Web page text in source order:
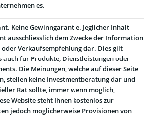
es.
Keine Gewinngarantie. Jeglicher Inhalt
ausschliesslich dem Zwecke der Information
oder Verkaufsempfehlung dar. Dies gilt
auch für Produkte, Dienstleistungen oder
Die Meinungen, welche auf dieser Seite
stellen keine Investmentberatung dar und
Rat sollte, immer wenn möglich,
Website steht Ihnen kostenlos zur
jedoch möglicherweise Provisionen von